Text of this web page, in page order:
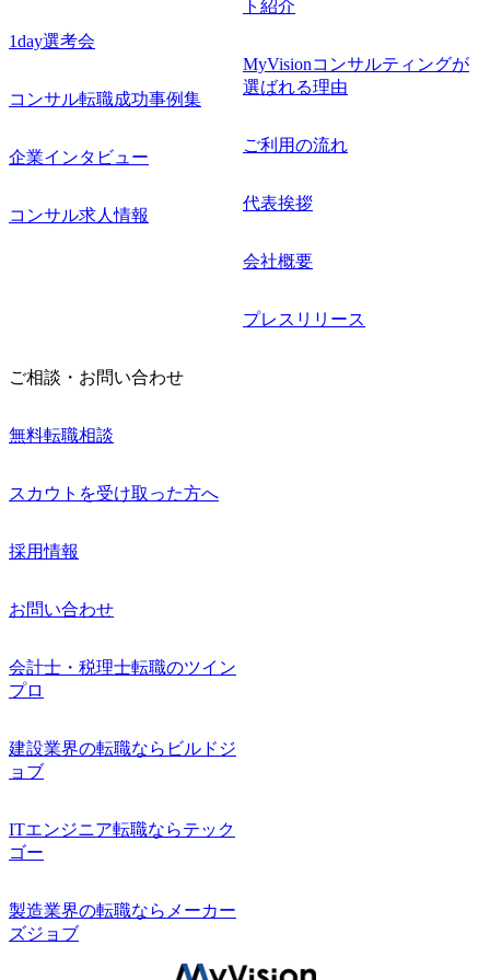
1day選考会
コンサル転職成功事例集
企業インタビュー
コンサル求人情報
ト紹介
MyVisionコンサルティングが
選ばれる理由
ご利用の流れ
代表挨拶
会社概要
プレスリリース
ご相談・お問い合わせ
無料転職相談
スカウトを受け取った方へ
採用情報
お問い合わせ
会計士・税理士転職のツイン
プロ
建設業界の転職ならビルドジ
ョブ
ITエンジニア転職ならテック
ゴー
製造業界の転職ならメーカー
ズジョブ